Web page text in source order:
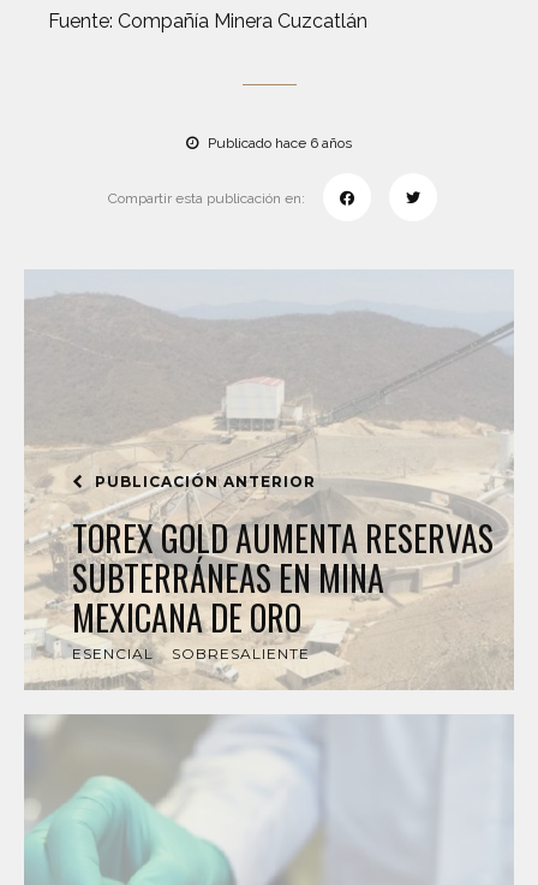
Fuente: Compañía Minera Cuzcatlán
Publicado hace 6 años
Compartir esta publicación en:
PUBLICACIÓN ANTERIOR
TOREX GOLD AUMENTA RESERVAS
SUBTERRÁNEAS EN MINA
MEXICANA DE ORO
ESENCIAL SOBRESALIENTE